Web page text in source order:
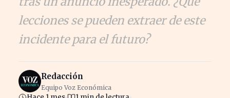
lecciones se pueden extraer de este
incidente para el futuro?
Redacción
Equipo Voz Económica